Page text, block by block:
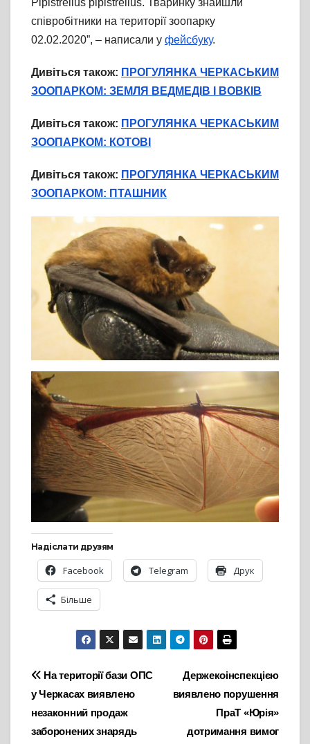
Pipistrellus pipistrellus. Тваринку знайшли
співробітники на території зоопарку
02.02.2020”, – написали у фейсбуку.
Дивіться також: ПРОГУЛЯНКА ЧЕРКАСЬКИМ
ЗООПАРКОМ: ЗЕМЛЯ ВЕДМЕДІВ І ВОВКІВ
Дивіться також: ПРОГУЛЯНКА ЧЕРКАСЬКИМ
ЗООПАРКОМ: КОТОВІ
Дивіться також: ПРОГУЛЯНКА ЧЕРКАСЬКИМ
ЗООПАРКОМ: ПТАШНИК
Надіслати друзям
Facebook Telegram Друк
Більше
Навігація
записів
Держекоінспекцією
виявлено порушення
ПраТ «Юрія»
дотримання вимог
На території бази ОПС
у Черкасах виявлено
незаконний продаж
заборонених знарядь